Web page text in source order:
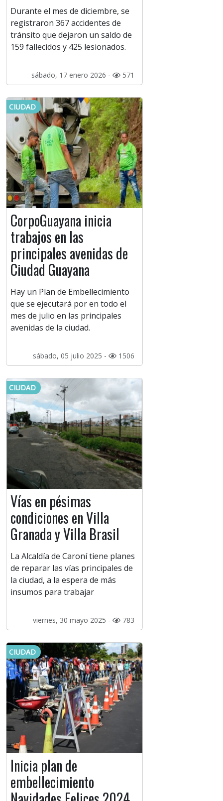
Durante el mes de diciembre, se
registraron 367 accidentes de
tránsito que dejaron un saldo de
159 fallecidos y 425 lesionados.
sábado, 17 enero 2026 - 571
CIUDAD
CorpoGuayana inicia
trabajos en las
principales avenidas de
Ciudad Guayana
Hay un Plan de Embellecimiento
que se ejecutará por en todo el
mes de julio en las principales
avenidas de la ciudad.
sábado, 05 julio 2025 - 1506
CIUDAD
Vías en pésimas
condiciones en Villa
Granada y Villa Brasil
La Alcaldía de Caroní tiene planes
de reparar las vías principales de
la ciudad, a la espera de más
insumos para trabajar
viernes, 30 mayo 2025 - 783
CIUDAD
Inicia plan de
embellecimiento